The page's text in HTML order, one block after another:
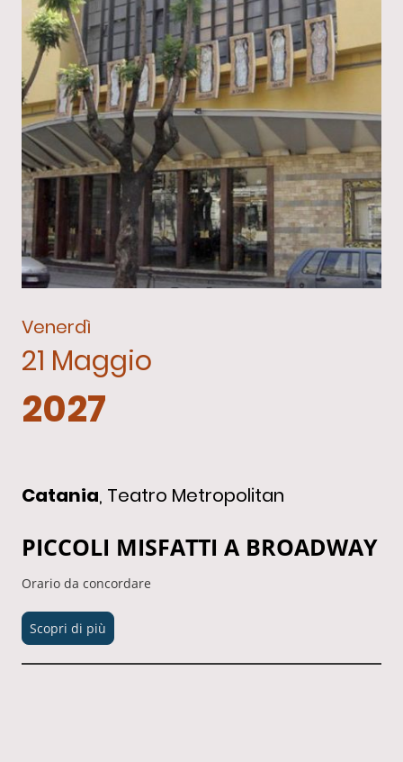
Venerdì
21 Maggio
2027
Catania, Teatro Metropolitan
PICCOLI MISFATTI A BROADWAY
Orario da concordare
Scopri di più